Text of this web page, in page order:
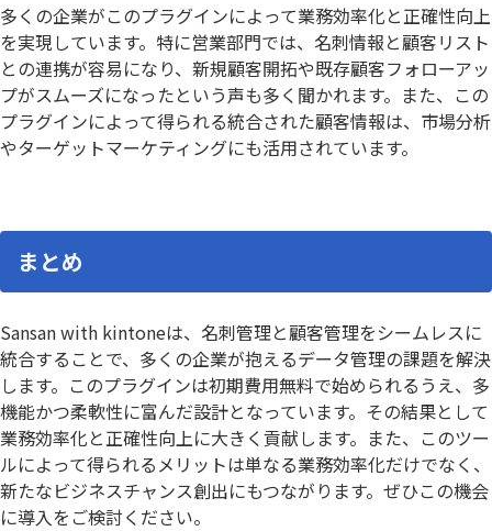
多くの企業がこのプラグインによって業務効率化と正確性向上
を実現しています。特に営業部門では、名刺情報と顧客リスト
との連携が容易になり、新規顧客開拓や既存顧客フォローアッ
プがスムーズになったという声も多く聞かれます。また、この
プラグインによって得られる統合された顧客情報は、市場分析
やターゲットマーケティングにも活用されています。
まとめ
Sansan with kintoneは、名刺管理と顧客管理をシームレスに
統合することで、多くの企業が抱えるデータ管理の課題を解決
します。このプラグインは初期費用無料で始められるうえ、多
機能かつ柔軟性に富んだ設計となっています。その結果として
業務効率化と正確性向上に大きく貢献します。また、このツー
ルによって得られるメリットは単なる業務効率化だけでなく、
新たなビジネスチャンス創出にもつながります。ぜひこの機会
に導入をご検討ください。